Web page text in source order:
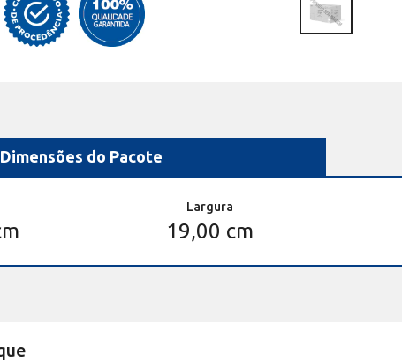
Dimensões do Pacote
Largura
19,00 cm